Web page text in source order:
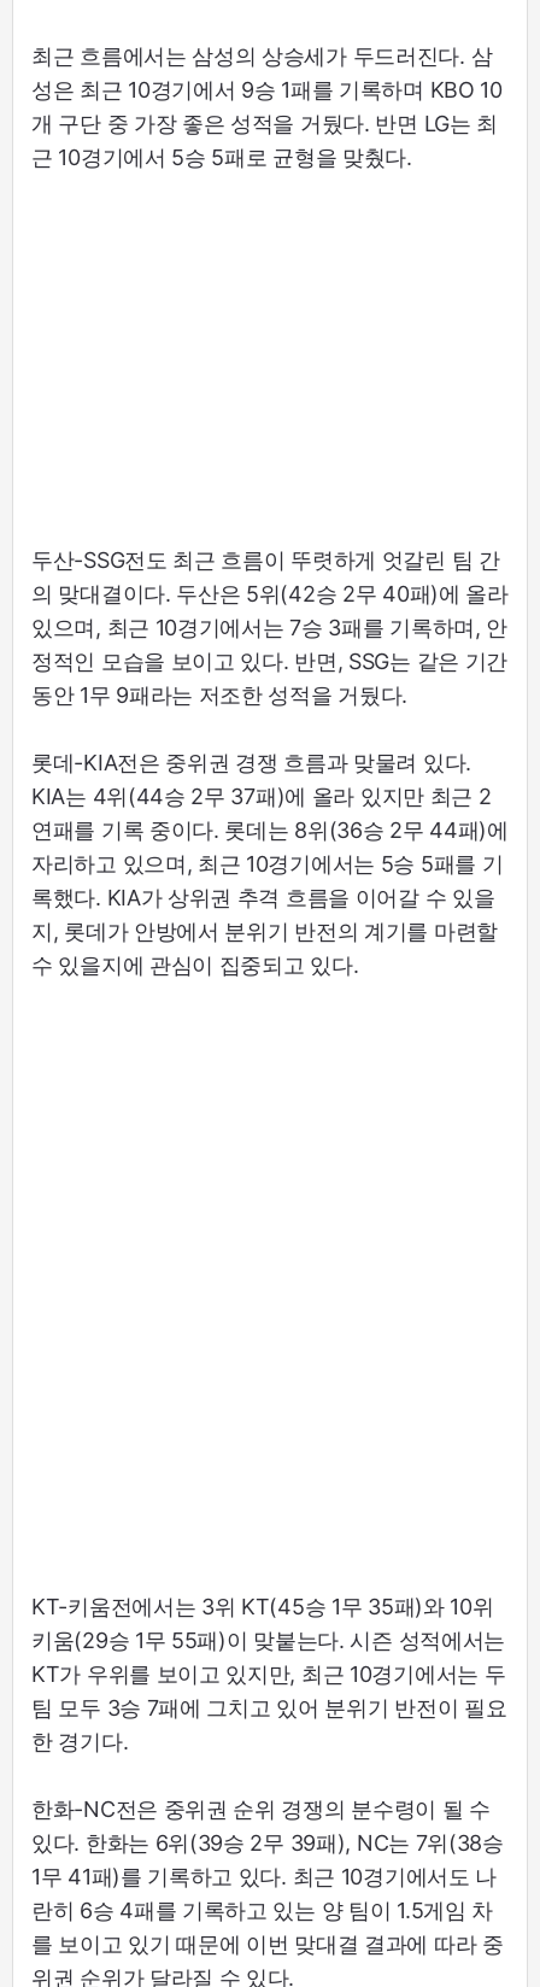
최근 흐름에서는 삼성의 상승세가 두드러진다. 삼
성은 최근 10경기에서 9승 1패를 기록하며 KBO 10
개 구단 중 가장 좋은 성적을 거뒀다. 반면 LG는 최
근 10경기에서 5승 5패로 균형을 맞췄다.
두산-SSG전도 최근 흐름이 뚜렷하게 엇갈린 팀 간
의 맞대결이다. 두산은 5위(42승 2무 40패)에 올라
있으며, 최근 10경기에서는 7승 3패를 기록하며, 안
정적인 모습을 보이고 있다. 반면, SSG는 같은 기간
동안 1무 9패라는 저조한 성적을 거뒀다.
롯데-KIA전은 중위권 경쟁 흐름과 맞물려 있다.
KIA는 4위(44승 2무 37패)에 올라 있지만 최근 2
연패를 기록 중이다. 롯데는 8위(36승 2무 44패)에
자리하고 있으며, 최근 10경기에서는 5승 5패를 기
록했다. KIA가 상위권 추격 흐름을 이어갈 수 있을
지, 롯데가 안방에서 분위기 반전의 계기를 마련할
수 있을지에 관심이 집중되고 있다.
KT-키움전에서는 3위 KT(45승 1무 35패)와 10위
키움(29승 1무 55패)이 맞붙는다. 시즌 성적에서는
KT가 우위를 보이고 있지만, 최근 10경기에서는 두
팀 모두 3승 7패에 그치고 있어 분위기 반전이 필요
한 경기다.
한화-NC전은 중위권 순위 경쟁의 분수령이 될 수
있다. 한화는 6위(39승 2무 39패), NC는 7위(38승
1무 41패)를 기록하고 있다. 최근 10경기에서도 나
란히 6승 4패를 기록하고 있는 양 팀이 1.5게임 차
를 보이고 있기 때문에 이번 맞대결 결과에 따라 중
위권 순위가 달라질 수 있다.